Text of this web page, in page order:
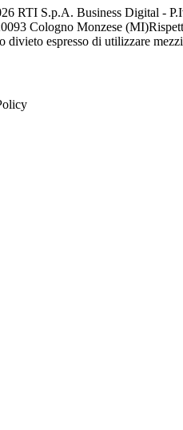
RTI S.p.A. Business Digital -
Cologno Monzese (MI)
divieto espresso di utilizzare